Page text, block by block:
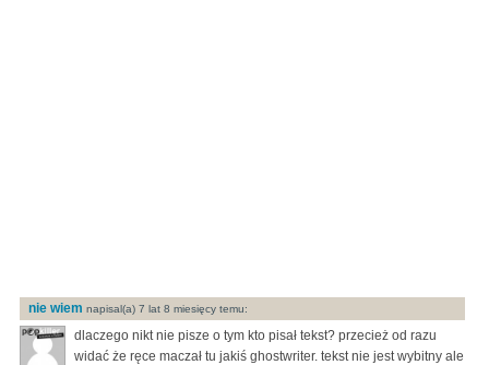
nie wiem napisal(a) 7 lat 8 miesięcy temu:
dlaczego nikt nie pisze o tym kto pisał tekst? przecież od razu
widać że ręce maczał tu jakiś ghostwriter. tekst nie jest wybitny ale